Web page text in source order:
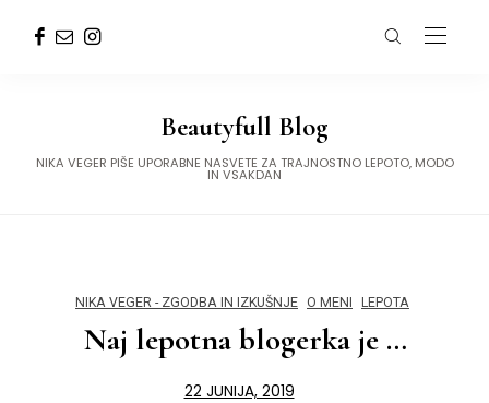
Beautyfull Blog
NIKA VEGER PIŠE UPORABNE NASVETE ZA TRAJNOSTNO LEPOTO, MODO
IN VSAKDAN
NIKA VEGER - ZGODBA IN IZKUŠNJE O MENI LEPOTA
Naj lepotna blogerka je …
22 JUNIJA, 2019